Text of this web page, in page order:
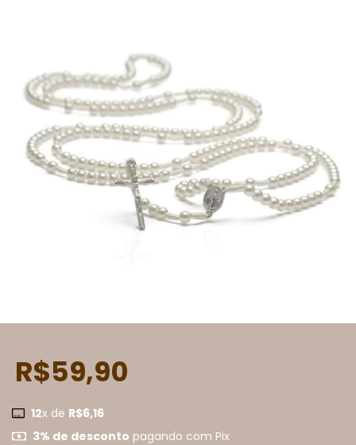
R$59,90
12x de R$6,16
3% de desconto pagando com Pix